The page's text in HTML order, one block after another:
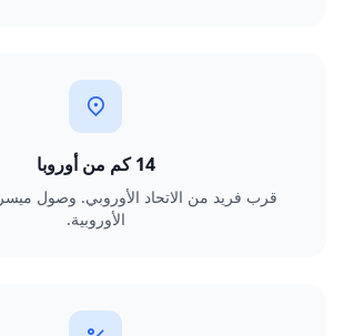
14 كم من أوروبا
قرب فريد من الاتحاد الأوروبي. وصول
الأوروبية.